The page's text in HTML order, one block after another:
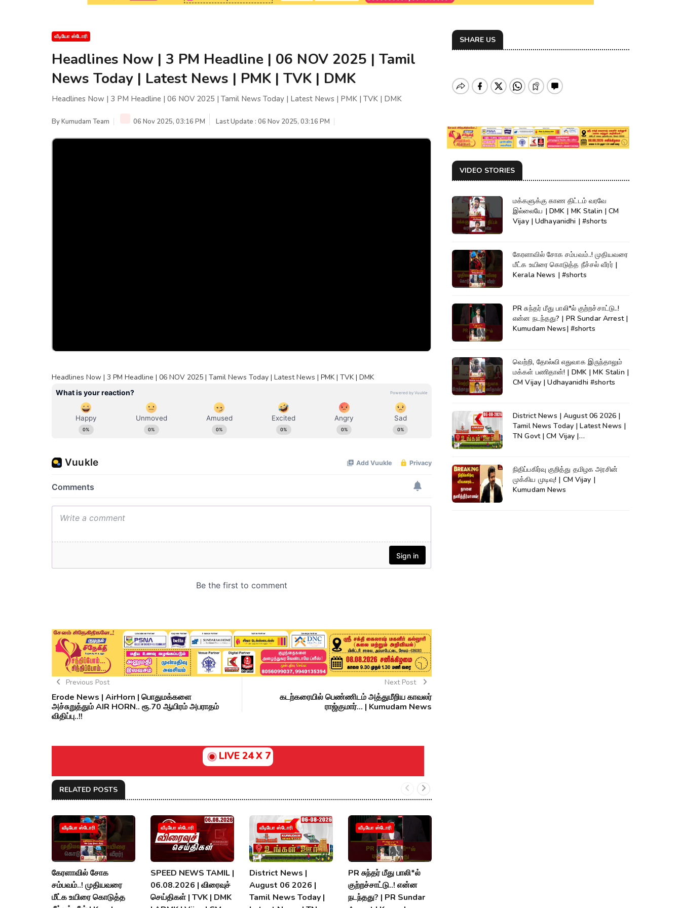
வீடியோ ஸ்டோரி
Headlines Now | 3 PM Headline | 06 NOV 2025 | Tamil
News Today | Latest News | PMK | TVK | DMK
Headlines Now | 3 PM Headline | 06 NOV 2025 | Tamil News Today | Latest News | PMK | TVK | DMK
ByKumudam Team 06 Nov 2025, 03:16 PM Last Update : 06 Nov 2025, 03:16 PM
Headlines Now | 3 PM Headline | 06 NOV 2025 | Tamil News Today | Latest News | PMK | TVK | DMK
Previous Post
Erode News | AirHorn | பொதுமக்களை
அச்சுறுத்தும் AIR HORN.. ரூ.70 ஆயிரம் அபராதம்
விதிப்பு..!!
Next Post
கடற்கரையில் பெண்ணிடம் அத்துமீறிய காவலர்
ராஜ்குமார்... | Kumudam News
LIVE 24 X 7
RELATED POSTS
வீடியோ ஸ்டோரி
கேரளாவில் சோக
சம்பவம்..! முதியவரை
மீட்க உயிரை கொடுத்த
வீடியோ ஸ்டோரி
SPEED NEWS TAMIL |
06.08.2026 | விரைவுச்
செய்திகள் | TVK | DMK
வீடியோ ஸ்டோரி
District News |
August 06 2026 |
Tamil News Today |
வீடியோ ஸ்டோரி
PR சுந்தர் மீது பாலி*ல்
குற்றச்சாட்டு..! என்ன
நடந்தது? | PR Sundar
SHARE US
VIDEO STORIES
மக்களுக்கு காண திட்டம் வரவே
இல்லையே | DMK | MK Stalin | CM
Vijay | Udhayanidhi | #shorts
கேரளாவில் சோக சம்பவம்..! முதியவரை
மீட்க உயிரை கொடுத்த நீச்சல் வீரர் |
Kerala News | #shorts
PR சுந்தர் மீது பாலி*ல் குற்றச்சாட்டு..!
என்ன நடந்தது? | PR Sundar Arrest |
Kumudam News| #shorts
வெற்றி, தோல்வி எதுவாக இருந்தாலும்
மக்கள் பணிதான்! | DMK | MK Stalin |
CM Vijay | Udhayanidhi #shorts
District News | August 06 2026 |
Tamil News Today | Latest News |
TN Govt | CM Vijay |
நிதிப்பகிர்வு குறித்து தமிழக அரசின்
முக்கிய முடிவு! | CM Vijay |
Kumudam News